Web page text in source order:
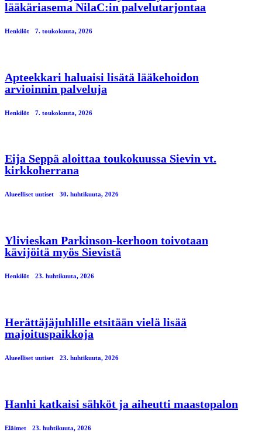
lääkäriasema NilaC:in palvelutarjontaa
Henkilöt 7. toukokuuta, 2026
Apteekkari haluaisi lisätä lääkehoidon
arvioinnin palveluja
Henkilöt 7. toukokuuta, 2026
Eija Seppä aloittaa toukokuussa Sievin vt.
kirkkoherrana
Alueelliset uutiset 30. huhtikuuta, 2026
Ylivieskan Parkinson-kerhoon toivotaan
kävijöitä myös Sievistä
Henkilöt 23. huhtikuuta, 2026
Herättäjäjuhlille etsitään vielä lisää
majoituspaikkoja
Alueelliset uutiset 23. huhtikuuta, 2026
Hanhi katkaisi sähköt ja aiheutti maastopalon
Eläimet 23. huhtikuuta, 2026